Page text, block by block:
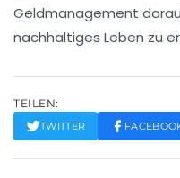
Geldmanagement
nachhaltiges Leben zu
TEILEN:
TWITTER